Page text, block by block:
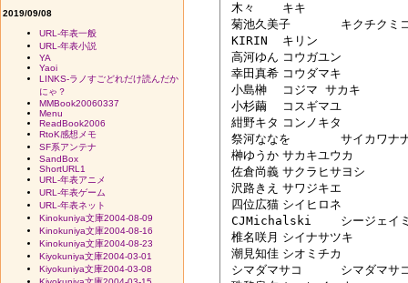
木々	キキ
菊池久美子	キクチクミコ
KIRIN	キリン
高河ゆん	コウガユン
幸田真希	コウダマキ
小島榊	コジマ サカキ
小杉繭	コスギマユ
紺野キタ	コンノキタ
祭河ななを	サイカワナナヲ
榊ゆうか	サカキユウカ
佐倉尚義	サクラヒサヨシ
沢路きえ	サワジキエ
四位広猫	シイヒロネ
CJMichalski	シージェイミチャルスキー
椎名咲月	シイナサツキ
潮見知佳	シオミチカ
シマダマサコ	シマダマサコ
2019/09/08
URL-年表一般
URL-年表小説
YA
Yaoi
LINKS-ラノすごどれだけ読んだか
にゃ？
MMBook20060337
Menu
ReadBook2006
RtoK感想メモ
SF系アンテナ
SandBox
ShortURL1
URL-年表アニメ
URL-年表ゲーム
URL-年表ネット
Kinokuniya文庫2004-08-09
Kinokuniya文庫2004-08-16
Kinokuniya文庫2004-08-23
Kiyokuniya文庫2004-03-01
Kiyokuniya文庫2004-03-08